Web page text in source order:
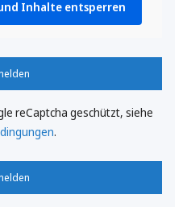
Inhalte entsperren
reCaptcha geschützt, siehe
.